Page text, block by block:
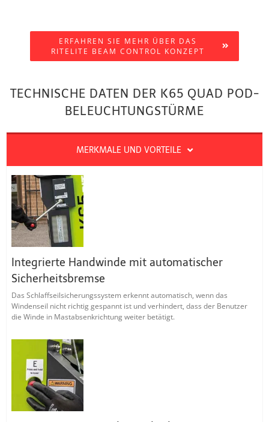
ERFAHREN SIE MEHR ÜBER DAS
RITELITE BEAM CONTROL KONZEPT
TECHNISCHE DATEN DER K65 QUAD POD-
BELEUCHTUNGSTÜRME
MERKMALE UND VORTEILE
Integrierte Handwinde mit automatischer
Sicherheitsbremse
Das Schlaffseilsicherungssystem erkennt automatisch, wenn das
Windenseil nicht richtig gespannt ist und verhindert, dass der Benutzer
die Winde in Mastabsenkrichtung weiter betätigt.